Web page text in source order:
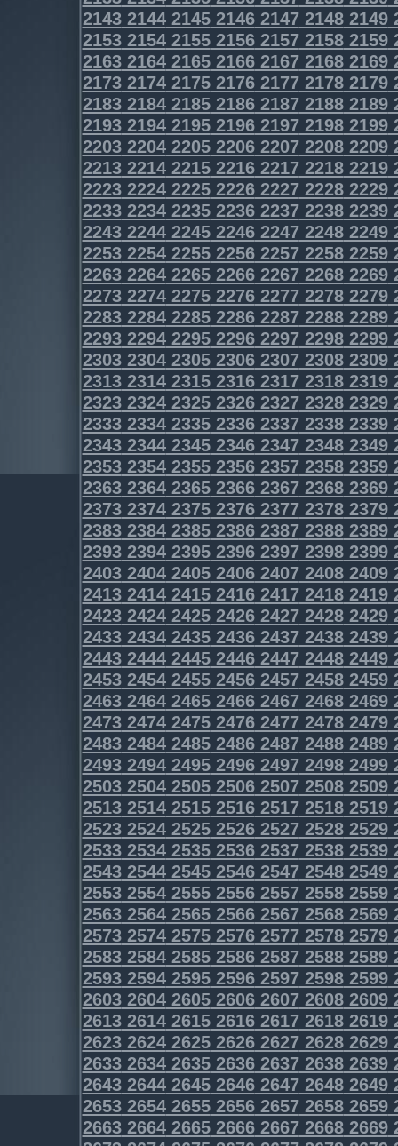
2143214421452146214721482149
2153215421552156215721582159
2163216421652166216721682169
2173217421752176217721782179
2183218421852186218721882189
2193219421952196219721982199
2203220422052206220722082209
2213221422152216221722182219
2223222422252226222722282229
2233223422352236223722382239
2243224422452246224722482249
2253225422552256225722582259
2263226422652266226722682269
2273227422752276227722782279
2283228422852286228722882289
2293229422952296229722982299
2303230423052306230723082309
2313231423152316231723182319
2323232423252326232723282329
2333233423352336233723382339
2343234423452346234723482349
2353235423552356235723582359
2363236423652366236723682369
2373237423752376237723782379
2383238423852386238723882389
2393239423952396239723982399
2403240424052406240724082409
2413241424152416241724182419
2423242424252426242724282429
2433243424352436243724382439
2443244424452446244724482449
2453245424552456245724582459
2463246424652466246724682469
2473247424752476247724782479
2483248424852486248724882489
2493249424952496249724982499
2503250425052506250725082509
2513251425152516251725182519
2523252425252526252725282529
2533253425352536253725382539
2543254425452546254725482549
2553255425552556255725582559
2563256425652566256725682569
2573257425752576257725782579
2583258425852586258725882589
2593259425952596259725982599
2603260426052606260726082609
2613261426152616261726182619
2623262426252626262726282629
2633263426352636263726382639
2643264426452646264726482649
2653265426552656265726582659
2663266426652666266726682669